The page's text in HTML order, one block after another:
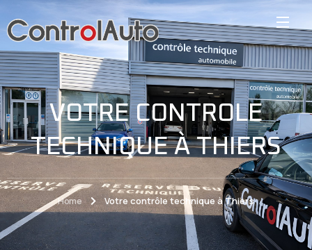
VOTRE CONTROLE
TECHNIQUE À THIERS
Home Votre contrôle technique à Thiers